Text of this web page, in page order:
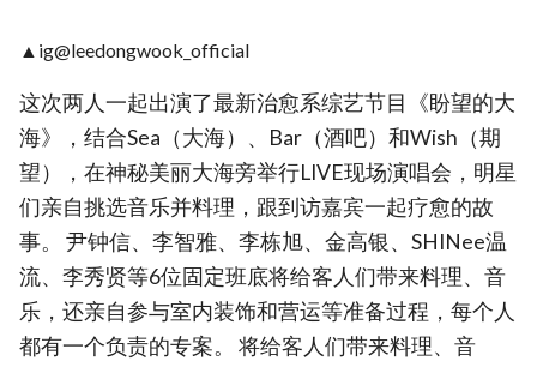
▲ig@leedongwook_official
这次两人一起出演了最新治愈系综艺节目《盼望的大
海》，结合Sea（大海）、Bar（酒吧）和Wish（期
望），在神秘美丽大海旁举行LIVE现场演唱会，明星
们亲自挑选音乐并料理，跟到访嘉宾一起疗愈的故
事。 尹钟信、李智雅、李栋旭、金高银、SHINee温
流、李秀贤等6位固定班底将给客人们带来料理、音
乐，还亲自参与室内装饰和营运等准备过程，每个人
都有一个负责的专案。 将给客人们带来料理、音